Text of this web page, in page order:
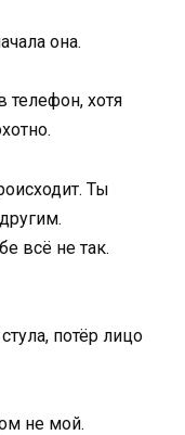
она.
телефон, хотя
Ты
всё не так.
потёр лицо
не мой.